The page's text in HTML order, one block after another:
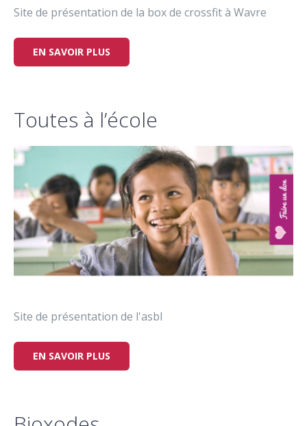
Site de présentation de la box de crossfit à Wavre
EN SAVOIR PLUS
Toutes à l’école
Site de présentation de l'asbl
EN SAVOIR PLUS